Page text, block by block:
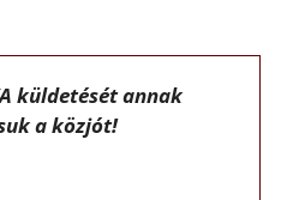
küldetését annak
a közjót!